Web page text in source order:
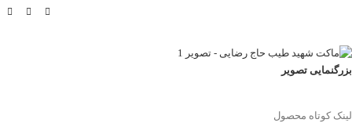
بزرگنمایی تصویر
لینک کوتاه محصول